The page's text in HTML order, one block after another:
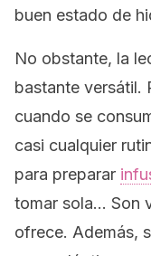
buen estado de
No obstante, la
bastante versátil.
cuando se
casi cualquier
para preparar
tomar sola… Son
ofrece. Además,